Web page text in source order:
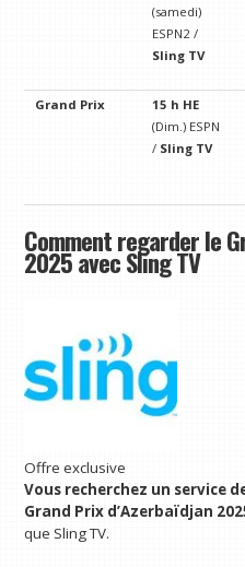
(samedi)
ESPN2 /
Sling TV
Grand Prix
15 h HE
(Dim.) ESPN
/ Sling TV
Comment regarder le
2025 avec Sling TV
Offre exclusive
Vous recherchez un service
Grand Prix d’Azerbaïdjan
que Sling TV.